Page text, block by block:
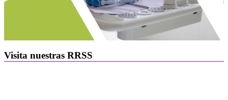
Visita nuestras RRSS